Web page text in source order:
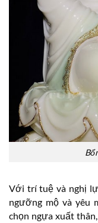
Với trí tuệ và nghị
ngưỡng mộ và yêu
chọn ngựa xuất